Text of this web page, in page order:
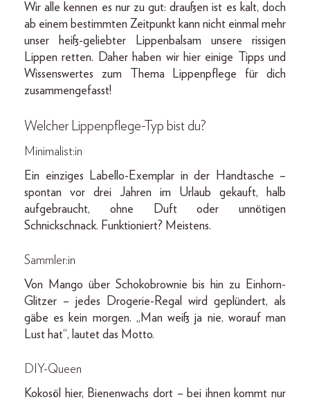
Wir alle kennen es nur zu gut: draußen ist es kalt, doch
ab einem bestimmten Zeitpunkt kann nicht einmal mehr
unser heiß-geliebter Lippenbalsam unsere rissigen
Lippen retten. Daher haben wir hier einige Tipps und
Wissenswertes zum Thema Lippenpflege für dich
zusammengefasst!
Welcher Lippenpflege-Typ bist du?
Minimalist:in
Ein einziges Labello-Exemplar in der Handtasche –
spontan vor drei Jahren im Urlaub gekauft, halb
aufgebraucht, ohne Duft oder unnötigen
Schnickschnack. Funktioniert? Meistens.
Sammler:in
Von Mango über Schokobrownie bis hin zu Einhorn-
Glitzer – jedes Drogerie-Regal wird geplündert, als
gäbe es kein morgen. „Man weiß ja nie, worauf man
Lust hat“, lautet das Motto.
DIY-Queen
Kokosöl hier, Bienenwachs dort – bei ihnen kommt nur